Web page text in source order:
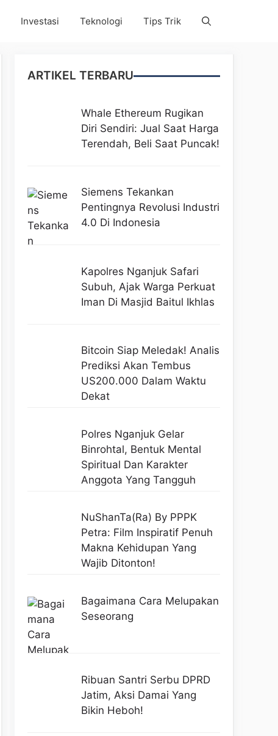
Investasi Teknologi Tips Trik
ARTIKEL TERBARU
Whale Ethereum Rugikan
Diri Sendiri: Jual Saat Harga
Terendah, Beli Saat Puncak!
Siemens Tekankan
Pentingnya Revolusi Industri
4.0 Di Indonesia
Kapolres Nganjuk Safari
Subuh, Ajak Warga Perkuat
Iman Di Masjid Baitul Ikhlas
Bitcoin Siap Meledak! Analis
Prediksi Akan Tembus
US200.000 Dalam Waktu
Dekat
Polres Nganjuk Gelar
Binrohtal, Bentuk Mental
Spiritual Dan Karakter
Anggota Yang Tangguh
NuShanTa(Ra) By PPPK
Petra: Film Inspiratif Penuh
Makna Kehidupan Yang
Wajib Ditonton!
Bagaimana Cara Melupakan
Seseorang
Ribuan Santri Serbu DPRD
Jatim, Aksi Damai Yang
Bikin Heboh!